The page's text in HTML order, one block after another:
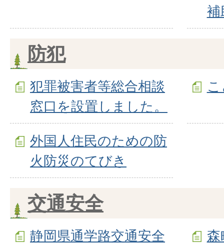
補
防犯
犯罪被害者等総合相談
窓口を設置しました。
外国人住民のための防
火防災のてびき
交通安全
静岡県通学路交通安全
森